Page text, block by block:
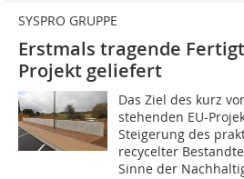
SYSPRO GRUPPE
Erstmals tragende
Projekt geliefert
Das Ziel des kurz
stehenden EU-
Steigerung des
recycelter
Sinne der